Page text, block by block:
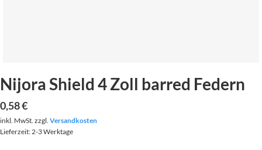
Nijora Shield 4 Zoll barred Federn
0,58€
inkl. MwSt. zzgl. Versandkosten
Lieferzeit:2-3 Werktage